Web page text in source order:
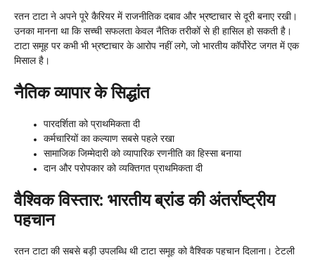
रतन टाटा ने अपने पूरे कैरियर में राजनीतिक दबाव और भ्रष्टाचार से दूरी बनाए रखी।
उनका मानना था कि सच्ची सफलता केवल नैतिक तरीकों से ही हासिल हो सकती है।
टाटा समूह पर कभी भी भ्रष्टाचार के आरोप नहीं लगे, जो भारतीय कॉर्पोरेट जगत में एक
मिसाल है।
नैतिक व्यापार के सिद्धांत
पारदर्शिता को प्राथमिकता दी
कर्मचारियों का कल्याण सबसे पहले रखा
सामाजिक जिम्मेदारी को व्यापारिक रणनीति का हिस्सा बनाया
दान और परोपकार को व्यक्तिगत प्राथमिकता दी
वैश्विक विस्तार: भारतीय ब्रांड की अंतर्राष्ट्रीय
पहचान
रतन टाटा की सबसे बड़ी उपलब्धि थी टाटा समूह को वैश्विक पहचान दिलाना। टेटली